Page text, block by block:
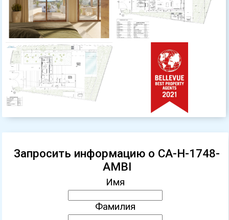
Запросить информацию о CA-H-1748-
AMBI
Имя
Фамилия